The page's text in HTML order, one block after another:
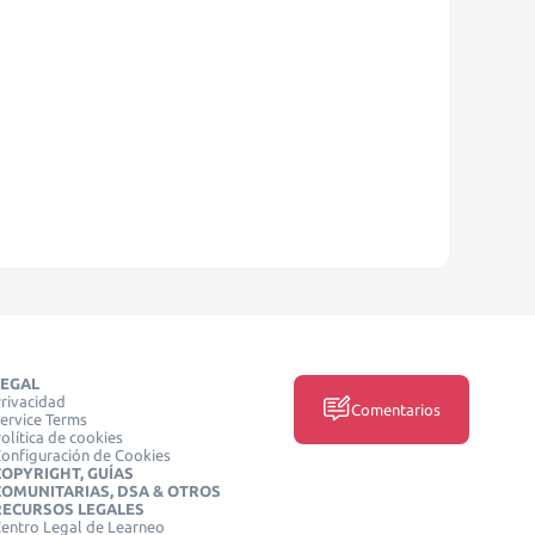
Terms
de cookies
de Cookies
GUÍAS
DSA & OTROS
LEGALES
Legal de Learneo
Comentarios